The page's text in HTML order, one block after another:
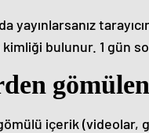
yayınlarsanız
bulunur. 1 gün
içerik